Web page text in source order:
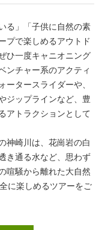
る」「子供に自然の素
プで楽しめるアウトド
ひ一度キャニオニング
ンチャー系のアクティ
ータースライダーや、
ジップラインなど、豊
アトラクションとして
神崎川は、花崗岩の白
き通る水など、思わず
喧騒から離れた大自然
に楽しめるツアーをご